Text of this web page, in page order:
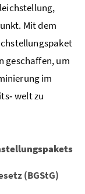
Mit dem
geschaffen, um
im
welt zu
(BGStG)